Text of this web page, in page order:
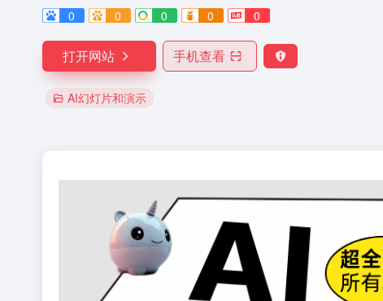
0
0 0 0 0
打开网站 手机查看
AI幻灯片和演示